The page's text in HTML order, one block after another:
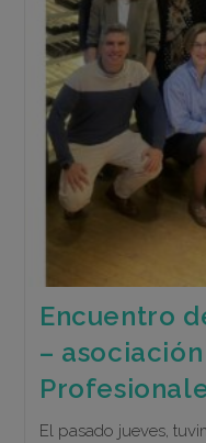
Del
Seguro
Encuentro
–
El pasado jueves,